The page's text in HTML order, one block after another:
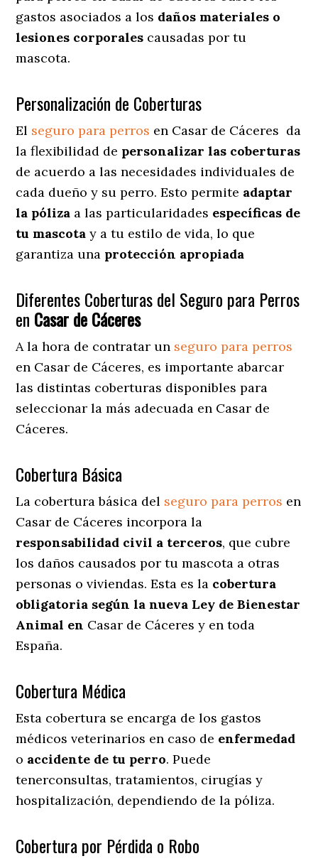
gastos asociados a los daños materiales o
lesiones corporales causadas por tu
mascota.
Personalización de Coberturas
El seguro para perros en Casar de Cáceres da
la flexibilidad de personalizar las coberturas
de acuerdo a las necesidades individuales de
cada dueño y su perro. Esto permite adaptar
la póliza a las particularidades específicas de
tu mascota y a tu estilo de vida, lo que
garantiza una protección apropiada
Diferentes Coberturas del Seguro para Perros
en Casar de Cáceres
A la hora de contratar un seguro para perros
en Casar de Cáceres, es importante abarcar
las distintas coberturas disponibles para
seleccionar la más adecuada en Casar de
Cáceres.
Cobertura Básica
La cobertura básica del seguro para perros en
Casar de Cáceres incorpora la
responsabilidad civil a terceros, que cubre
los daños causados por tu mascota a otras
personas o viviendas. Esta es la cobertura
obligatoria según la nueva Ley de Bienestar
Animal en Casar de Cáceres y en toda
España.
Cobertura Médica
Esta cobertura se encarga de los gastos
médicos veterinarios en caso de enfermedad
o accidente de tu perro. Puede
tenerconsultas, tratamientos, cirugías y
hospitalización, dependiendo de la póliza.
Cobertura por Pérdida o Robo